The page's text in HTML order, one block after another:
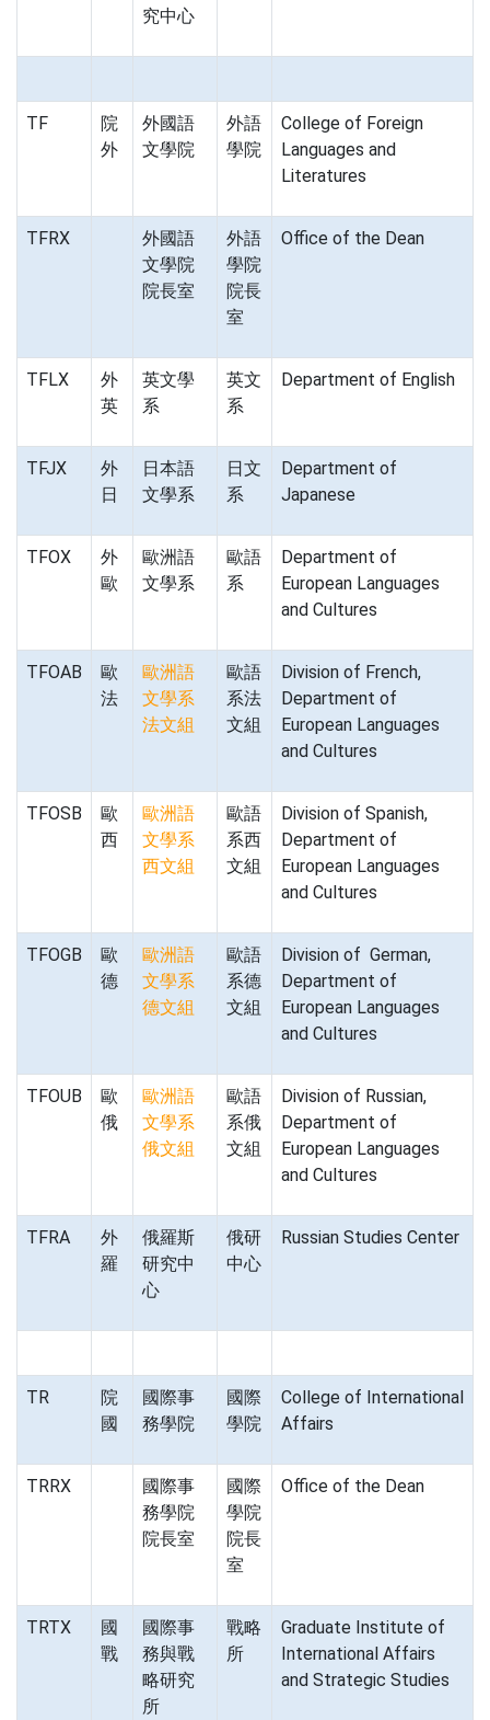
究中心
TF
院
外
外國語
文學院
外語
學院
College of Foreign
Languages and
Literatures
TFRX
外國語
文學院
院長室
外語
學院
院長
室
Office of the Dean
TFLX
外
英
英文學
系
英文
系
Department of English
TFJX
外
日
日本語
文學系
日文
系
Department of
Japanese
TFOX
外
歐
歐洲語
文學系
歐語
系
Department of
European Languages
and Cultures
TFOAB
歐
法
歐洲語
文學系
法文組
歐語
系法
文組
Division of French,
Department of
European Languages
and Cultures
TFOSB
歐
西
歐洲語
文學系
西文組
歐語
系西
文組
Division of Spanish,
Department of
European Languages
and Cultures
TFOGB
歐
德
歐洲語
文學系
德文組
歐語
系德
文組
Division of German,
Department of
European Languages
and Cultures
TFOUB
歐
俄
歐洲語
文學系
俄文組
歐語
系俄
文組
Division of Russian,
Department of
European Languages
and Cultures
TFRA
外
羅
俄羅斯
研究中
心
俄研
中心
Russian Studies Center
TR
院
國
國際事
務學院
國際
學院
College of International
Affairs
TRRX
國際事
務學院
院長室
國際
學院
院長
室
Office of the Dean
TRTX
國
戰
國際事
務與戰
略研究
所
戰略
所
Graduate Institute of
International Affairs
and Strategic Studies